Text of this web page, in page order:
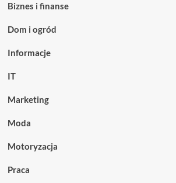
Biznes i finanse
Dom i ogród
Informacje
IT
Marketing
Moda
Motoryzacja
Praca